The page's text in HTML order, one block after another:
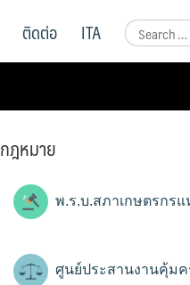
Search
for:
ติดต่อ ITA
กฎหมาย
พ.ร.บ.สภาเกษตรกร
ศูนย์ประสานงานคุ้ม